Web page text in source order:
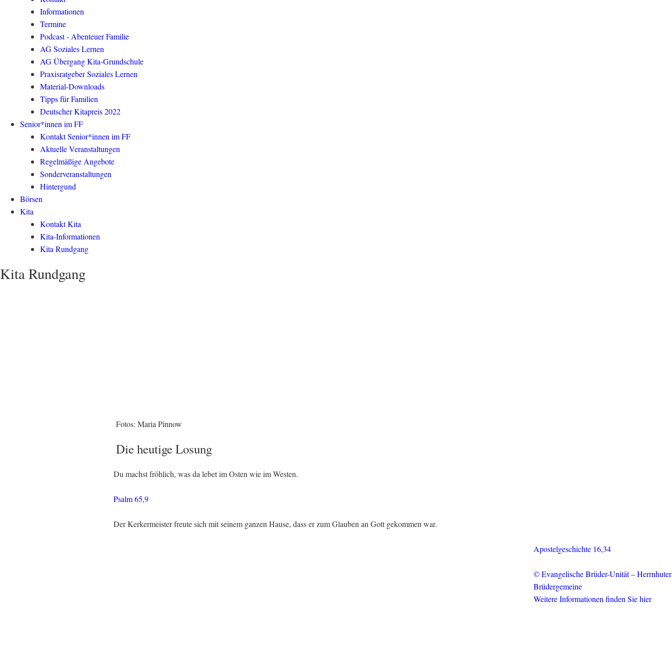
Informationen
Termine
Podcast - Abenteuer Familie
AG Soziales Lernen
AG Übergang Kita-Grundschule
Praxisratgeber Soziales Lernen
Material-Downloads
Tipps für Familien
Deutscher Kitapreis 2022
Senior*innen im FF
Kontakt Senior*innen im FF
Aktuelle Veranstaltungen
Regelmäßige Angebote
Sonderveranstaltungen
Hintergund
Börsen
Kita
Kontakt Kita
Kita-Informationen
Kita Rundgang
Kita Rundgang
Fotos: Maria Pinnow
Die heutige Losung
Du machst fröhlich, was da lebet im Osten wie im Westen.
Psalm 65,9
Der Kerkermeister freute sich mit seinem ganzen Hause, dass er zum Glauben an Gott gekommen war.
Apostelgeschichte 16,34
© Evangelische Brüder-Unität – Herrnhuter
Brüdergemeine
Weitere Informationen finden Sie hier